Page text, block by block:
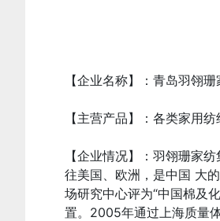
【企业名称】：青岛羽翎
【主营产品】：各类家用纺
【企业情况】：羽翎珊家
往美国、欧洲，是中国 大
场研究中心评为“中国棉及
置。2005年通过上海质量